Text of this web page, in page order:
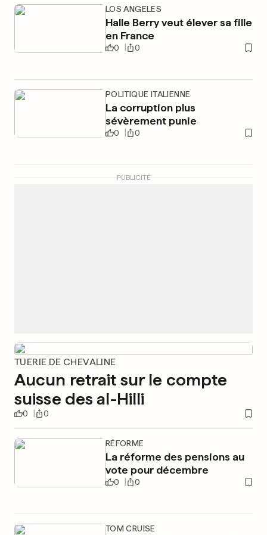
LOS ANGELES
Halle Berry veut élever sa fille
en France
0 0
POLITIQUE ITALIENNE
La corruption plus
sévèrement punie
0 0
PUBLICITÉ
TUERIE DE CHEVALINE
Aucun retrait sur le compte
suisse des al-Hilli
0 0
RÉFORME
La réforme des pensions au
vote pour décembre
0 0
TOM CRUISE